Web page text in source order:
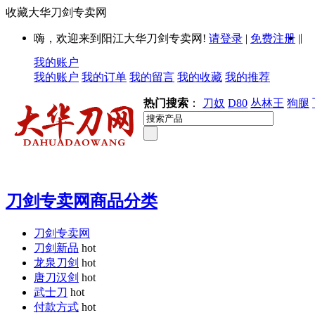
收藏大华刀剑专卖网
嗨，欢迎来到阳江大华刀剑专卖网! 请登录 | 免费注册 ||
我的账户
我的账户 我的订单 我的留言 我的收藏 我的推荐
热门搜索 ： 刀奴 D80 丛林王 狗腿
刀剑专卖网商品分类
刀剑专卖网
刀剑新品 hot
龙泉刀剑 hot
唐刀汉剑 hot
武士刀 hot
付款方式 hot